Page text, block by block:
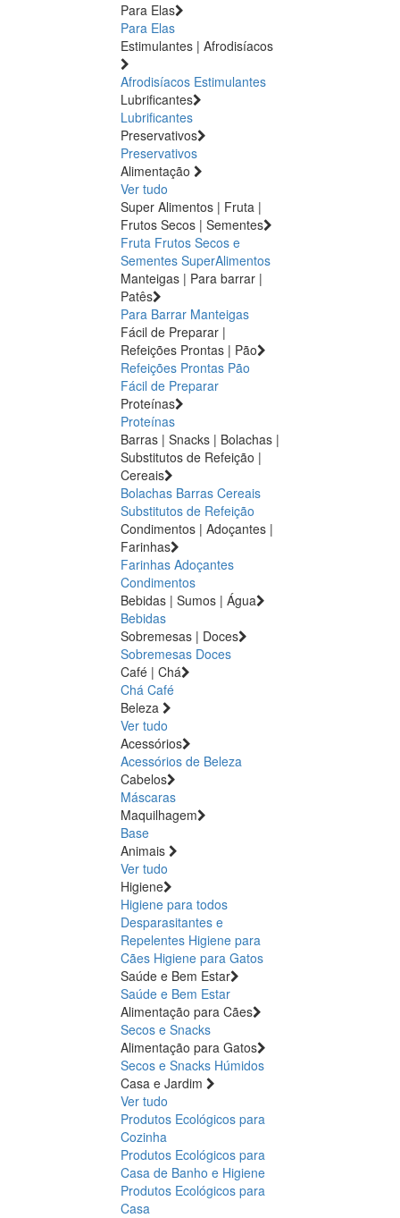
Para Elas
Para Elas
Estimulantes | Afrodisíacos
Afrodisíacos Estimulantes
Lubrificantes
Lubrificantes
Preservativos
Preservativos
Alimentação
Ver tudo
Super Alimentos | Fruta |
Frutos Secos | Sementes
Fruta Frutos Secos e
Sementes SuperAlimentos
Manteigas | Para barrar |
Patês
Para Barrar Manteigas
Fácil de Preparar |
Refeições Prontas | Pão
Refeições Prontas Pão
Fácil de Preparar
Proteínas
Proteínas
Barras | Snacks | Bolachas |
Substitutos de Refeição |
Cereais
Bolachas Barras Cereais
Substitutos de Refeição
Condimentos | Adoçantes |
Farinhas
Farinhas Adoçantes
Condimentos
Bebidas | Sumos | Água
Bebidas
Sobremesas | Doces
Sobremesas Doces
Café | Chá
Chá Café
Beleza
Ver tudo
Acessórios
Acessórios de Beleza
Cabelos
Máscaras
Maquilhagem
Base
Animais
Ver tudo
Higiene
Higiene para todos
Desparasitantes e
Repelentes Higiene para
Cães Higiene para Gatos
Saúde e Bem Estar
Saúde e Bem Estar
Alimentação para Cães
Secos e Snacks
Alimentação para Gatos
Secos e Snacks Húmidos
Casa e Jardim
Ver tudo
Produtos Ecológicos para
Cozinha
Produtos Ecológicos para
Casa de Banho e Higiene
Produtos Ecológicos para
Casa